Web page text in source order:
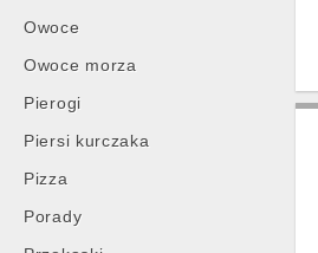
Owoce
Owoce morza
Pierogi
Piersi kurczaka
Pizza
Porady